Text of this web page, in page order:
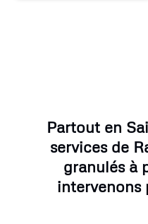
Partout en
services de
granulés à
intervenons